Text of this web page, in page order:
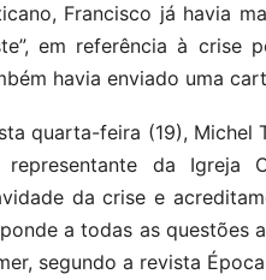
Francisco já havia
em referência à crise
havia enviado uma
quarta-feira (19), Michel
da Igreja
da crise e
a todas as questões
segundo a revista